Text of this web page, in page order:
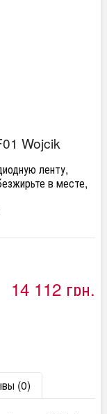
Wojcik
ленту,
в месте,
14 112 грн.
(0)